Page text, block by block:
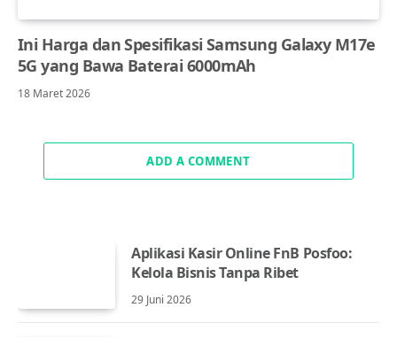
Ini Harga dan Spesifikasi Samsung Galaxy M17e
5G yang Bawa Baterai 6000mAh
18 Maret 2026
ADD A COMMENT
Aplikasi Kasir Online FnB Posfoo:
Kelola Bisnis Tanpa Ribet
29 Juni 2026